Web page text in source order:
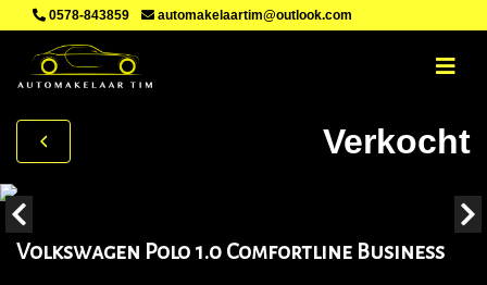
0578-843859 automakelaartim@outlook.com
Verkocht
Volkswagen Polo 1.0 Comfortline Business